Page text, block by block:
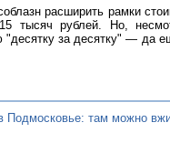
расширить рамки
тысяч рублей. Но,
"десятку за десятку" — да
Подмосковье: там можно